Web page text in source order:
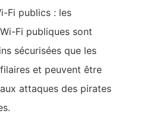
Fi publics : les
Fi publiques sont
sécurisées que les
et peuvent être
attaques des pirates